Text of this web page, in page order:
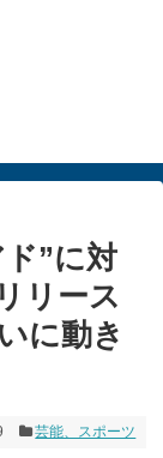
”に対
リース
に動き
芸能、スポーツ